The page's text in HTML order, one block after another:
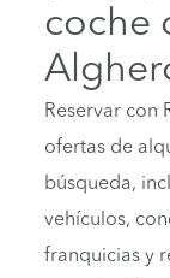
coche
Reservar con
ofertas de
búsqueda,
vehículos,
franquicias y